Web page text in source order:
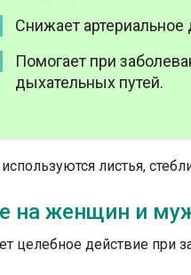
Снижает артериальное
Помогает при
дыхательных путей.
листья,
на женщин и
целебное действие при